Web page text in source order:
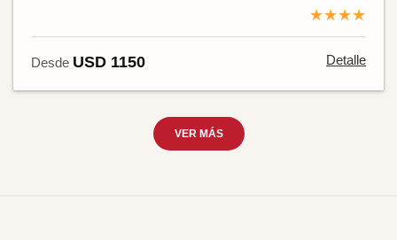
★★★★
Desde USD 1150 Detalle
VER MÁS